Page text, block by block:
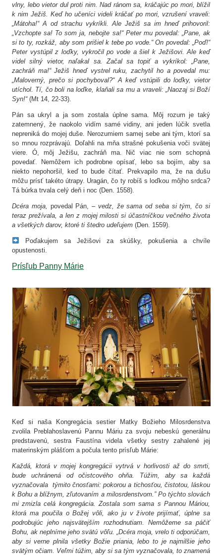
vlny, lebo vietor dul proti nim. Nad ránom sa, kráčajúc po mori, blížil
k nim Ježiš. Keď ho učeníci videli kráčať po mori, vzrušení vraveli:
„Mátoha!“ A od strachu vykríkli. Ale Ježiš sa im hneď prihovoril:
„Vzchopte sa! To som ja, nebojte sa!“ Peter mu povedal: „Pane, ak
si to ty, rozkáž, aby som prišiel k tebe po vode.“ On povedal: „Poď!“
Peter vystúpil z loďky, vykročil po vode a šiel k Ježišovi. Ale keď
videl silný vietor, naľakal sa. Začal sa topiť a vykríkol: „Pane,
zachráň ma!“ Ježiš hneď vystrel ruku, zachytil ho a povedal mu:
„Maloverný, prečo si pochyboval?“ A keď vstúpili do loďky, vietor
utíchol. Tí, čo boli na loďke, klaňali sa mu a vraveli: „Naozaj si Boží
Syn!“(Mt 14, 22-33).
Pán sa ukryl a ja som zostala úplne sama. Môj rozum je taký
zatemnený, že naokolo vidím samé vidiny, ani jeden lúčik svetla
nepreniká do mojej duše. Nerozumiem samej sebe ani tým, ktorí sa
so mnou rozprávajú. Doľahli na mňa strašné pokušenia voči svätej
viere. Ó, môj Ježišu, zachráň ma. Nič viac nie som schopná
povedať. Nemôžem ich podrobne opísať, lebo sa bojím, aby sa
niekto nepohoršil, keď to bude čítať. Prekvapilo ma, že na dušu
môžu prísť takéto útrapy. Uragán, čo ty robíš s loďkou môjho srdca?
Tá búrka trvala celý deň i noc (Den. 1558).
Dcéra moja, povedal Pán, – vedz, že sama od seba si tým, čo si
teraz prežívala, a len z mojej milosti si účastníčkou večného života
a všetkých darov, ktoré ti štedro udeľujem (Den. 1559).
Poďakujem sa Ježišovi za skúšky, pokušenia a chvíle
opustenosti.
Prísľub Panny Márie
Keď si naša Kongregácia sestier Matky Božieho Milosrdenstva
zvolila Preblahoslavenú Pannu Máriu za svoju nebeskú generálnu
predstavenú, sestra Faustína videla všetky sestry zahalené jej
materinským plášťom a počula tento prísľub Márie:
Každá, ktorá v mojej kongregácii vytrvá v horlivosti až do smrti,
bude uchránená od očistcového ohňa. Túžim, aby sa každá
vyznačovala týmito čnosťami: pokorou a tichosťou, čistotou, láskou
k Bohu a blížnym, zľutovaním a milosrdenstvom.” Po týchto slovách
mi zmizla celá kongregácia. Zostala som sama s Pannou Máriou,
ktorá ma poučila o Božej vôli, ako ju v živote prijímať, úplne sa
podrobujúc jeho najsvätejším rozhodnutiam. Nemôžeme sa páčiť
Bohu, ak neplníme jeho svätú vôľu. „Dcéra moja, vrelo ti odporúčam,
aby si verne plnila všetky Božie priania, lebo to je najmilšie jeho
svätým očiam. Veľmi túžim, aby si sa tým vyznačovala, to znamená